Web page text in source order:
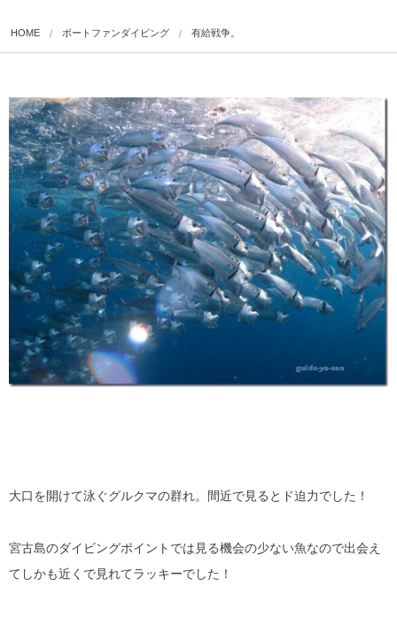
HOME ボートファンダイビング 有給戦争。
大口を開けて泳ぐグルクマの群れ。間近で見るとド迫力でした！
宮古島のダイビングポイントでは見る機会の少ない魚なので出会え
てしかも近くで見れてラッキーでした！